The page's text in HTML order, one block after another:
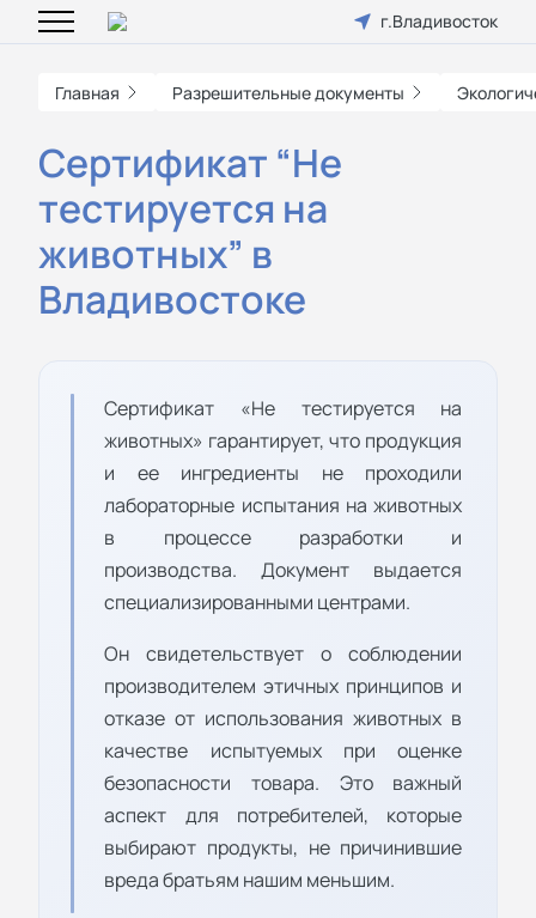
г.Владивосток
Главная Разрешительные документы
Сертификат “Не
тестируется на
животных” в
Владивостоке
Сертификат «Не тестируется на
животных» гарантирует, что продукция
и ее ингредиенты не проходили
лабораторные испытания на животных
в процессе разработки и
производства. Документ выдается
специализированными центрами.
Он свидетельствует о соблюдении
производителем этичных принципов и
отказе от использования животных в
качестве испытуемых при оценке
безопасности товара. Это важный
аспект для потребителей, которые
выбирают продукты, не причинившие
вреда братьям нашим меньшим.